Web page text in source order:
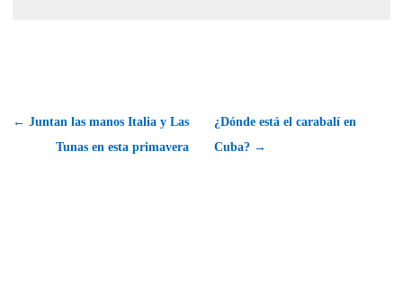
← Juntan las manos Italia y Las
Tunas en esta primavera
¿Dónde está el carabalí en
Cuba? →